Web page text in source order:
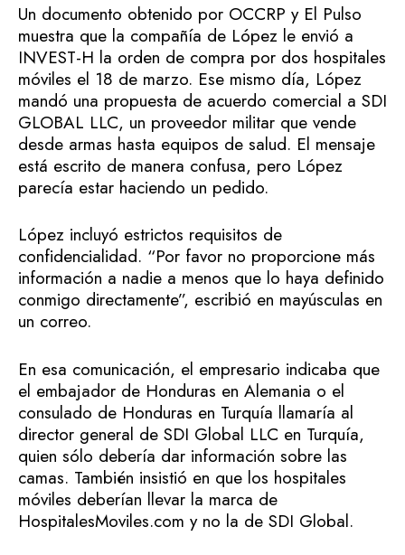
Un documento obtenido por OCCRP y El Pulso
muestra que la compañía de López le envió a
INVEST-H la orden de compra por dos hospitales
móviles el 18 de marzo. Ese mismo día, López
mandó una propuesta de acuerdo comercial a SDI
GLOBAL LLC, un proveedor militar que vende
desde armas hasta equipos de salud. El mensaje
está escrito de manera confusa, pero López
parecía estar haciendo un pedido.
López incluyó estrictos requisitos de
confidencialidad. “Por favor no proporcione más
información a nadie a menos que lo haya definido
conmigo directamente”, escribió en mayúsculas en
un correo.
En esa comunicación, el empresario indicaba que
el embajador de Honduras en Alemania o el
consulado de Honduras en Turquía llamaría al
director general de SDI Global LLC en Turquía,
quien sólo debería dar información sobre las
camas. También insistió en que los hospitales
móviles deberían llevar la marca de
HospitalesMoviles.com y no la de SDI Global.